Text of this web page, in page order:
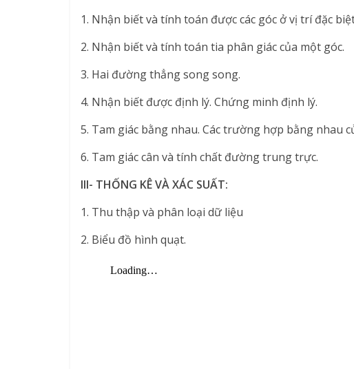
1. Nhận biết và tính toán được các góc ở vị trí đặc
2. Nhận biết và tính toán tia phân giác của một góc.
3. Hai đường thẳng song song.
4. Nhận biết được định lý. Chứng minh định lý.
5. Tam giác bằng nhau. Các trường hợp bằng nhau
6. Tam giác cân và tính chất đường trung trực.
III- THỐNG KÊ VÀ XÁC SUẤT:
1. Thu thập và phân loại dữ liệu
2. Biểu đồ hình quạt.